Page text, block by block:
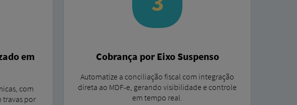
em
com
travas por
Cobrança por Eixo Suspenso
Automatize a conciliação fiscal com integração
direta ao MDF-e, gerando visibilidade e controle
em tempo real.